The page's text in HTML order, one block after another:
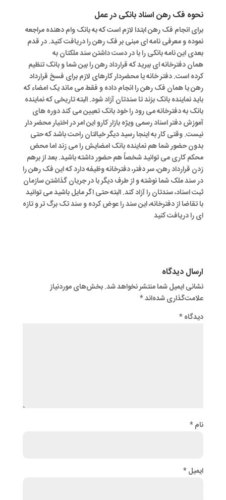
نحوه فک رهن اسناد بانکی در عمل
برای انجام فک رهن ابتدا لازم است که به بانک وام دهنده مراجعه
نموده و معرفی نامه ای مبنی بر فک رهن را دریافت کنید. در قدم
بعدی این نامه بانکی را با در دست داشتن سند ملکتان به
همان دفترخانه ای ببرید که قرارداد رهن را بین شما و بانک تنظیم
کرده است. دفتر خانه یا محضردار کارهای لازم برای فسخ قرارداد
رهن یا همان فک رهن را انجام داده و فقط می ماند یک امضاء که
باید نماینده بانک بزند تا سندتان آزاد شود. البته تاریخی که نماینده
بانک به دفترخانه می رود را خود بانک تعیین می کند دوره های
آموزش دفتر اسناد رسمی ویژه بازار کارو این امر در اختیار محضر دار
نیست. وقتی کار به اینجا رسید دیگر خیالتان راحت باشد که حتی
بدون حضور شما هم نماینده بانک امضایش را می زند اما محض
محکم کاری می توانید شخصاً هم حضور داشته باشید. بعد از برهم
زدن قرارداد رهن، سر دفتر، دفترخانه وظیفه دارد که این فک رهن را
در سند ملک شما نوشته و از طرف دیگر با در جریان گذاشتن سازمان
ثبت اسناد، سندتان را آزاد کند. البته حتی اگر مایل باشید می توانید
با تقاضا از دفترخانه، این سند را عوض کرده و سند تک برگ تر و تازه
ای را دریافت کنید
ارسال دیدگاه
نشانی ایمیل شما منتشر نخواهد شد.بخش‌های موردنیاز
علامت‌گذاری شده‌اند*
دیدگاه*
نام*
ایمیل*